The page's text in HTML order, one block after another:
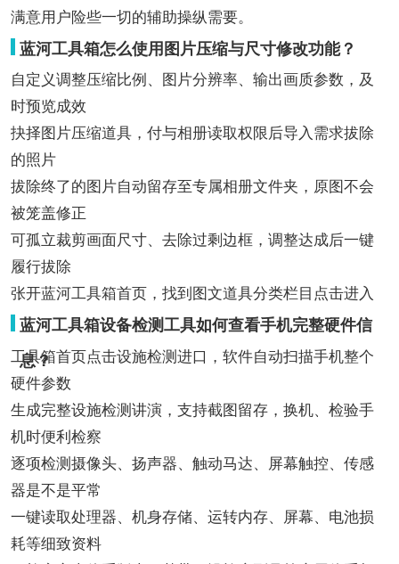
满意用户险些一切的辅助操纵需要。
蓝河工具箱怎么使用图片压缩与尺寸修改功能？
自定义调整压缩比例、图片分辨率、输出画质参数，及
时预览成效
抉择图片压缩道具，付与相册读取权限后导入需求拔除
的照片
拔除终了的图片自动留存至专属相册文件夹，原图不会
被笼盖修正
可孤立裁剪画面尺寸、去除过剩边框，调整达成后一键
履行拔除
张开蓝河工具箱首页，找到图文道具分类栏目点击进入
蓝河工具箱设备检测工具如何查看手机完整硬件信
息？
工具箱首页点击设施检测进口，软件自动扫描手机整个
硬件参数
生成完整设施检测讲演，支持截图留存，换机、检验手
机时便利检察
逐项检测摄像头、扬声器、触动马达、屏幕触控、传感
器是不是平常
一键读取处理器、机身存储、运转内存、屏幕、电池损
耗等细致资料